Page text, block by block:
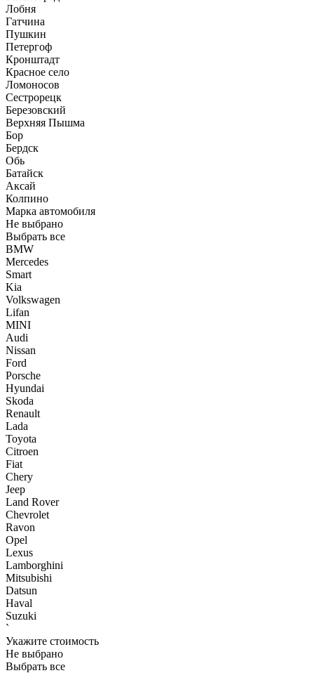
Лобня
Гатчина
Пушкин
Петергоф
Кронштадт
Красное село
Ломоносов
Сестрорецк
Березовский
Верхняя Пышма
Бор
Бердск
Обь
Батайск
Аксай
Колпино
Марка автомобиля
Не выбрано
Выбрать все
BMW
Mercedes
Smart
Kia
Volkswagen
Lifan
MINI
Audi
Nissan
Ford
Porsche
Hyundai
Skoda
Renault
Lada
Toyota
Citroen
Fiat
Chery
Jeep
Land Rover
Chevrolet
Ravon
Opel
Lexus
Lamborghini
Mitsubishi
Datsun
Haval
Suzuki
`
Укажите стоимость
Не выбрано
Выбрать все